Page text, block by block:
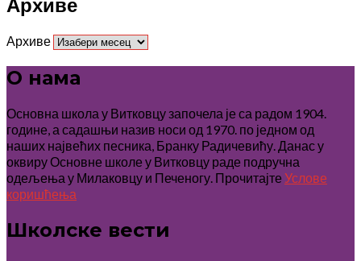
Архиве
Архиве
О нама
Основна школа у Витковцу започела је са радом 1904.
године, а садашњи назив носи од 1970. по једном од
наших највећих песника, Бранку Радичевићу. Данас у
оквиру Основне школе у Витковцу раде подручна
одељења у Милаковцу и Печеногу. Прочитајте Услове
коришћења
Школске вести